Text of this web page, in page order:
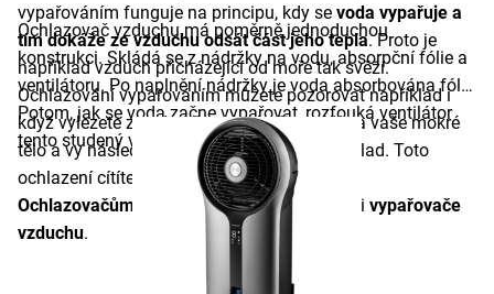
vypařováním funguje na principu, kdy se voda vypařuje a
tím dokáže ze vzduchu odsát část jeho tepla. Proto je
například vzduch přicházející od moře tak svěží.
Ochlazování vypařováním můžete pozorovat například i
když vylezete z vody. Vítr v tu chvíli naráží na vaše mokré
tělo a vy následkem toho pociťujete velký chlad. Toto
ochlazení cítíte právě díky vypařované vodě.
Ochlazovačům vzduchuse proto někdy říká i vypařovače
vzduchu.
Ochlazovač vzduchu má poměrně jednoduchou
konstrukci. Skládá se z nádržky na vodu, absorpční fólie a
ventilátoru. Po naplnění nádržky je voda absorbována fólií.
Potom, jak se voda začne vypařovat, rozfouká ventilátor
tento studený vzduch do celé místnosti.